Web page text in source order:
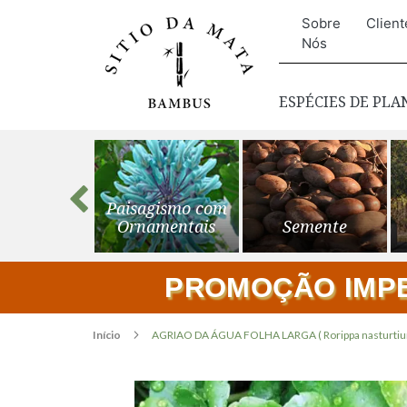
Sobre
Nós
ESPÉCIES DE
Paisagismo com
Ornamentais
Semente
PROMOÇÃO
Início AGRIAO DA ÁGUA FOLHA LARGA ( Rorippa